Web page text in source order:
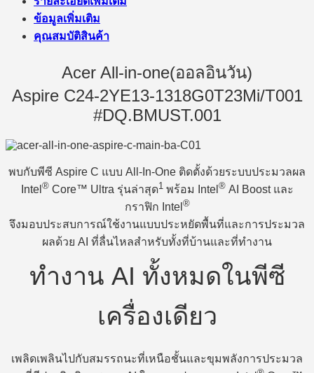
ข้อมูลเพิ่มเติม
คุณสมบัติสินค้า
Acer All-in-one(ออลอินวัน)
Aspire C24-2YE13-1318G0T23Mi/T001
#DQ.BMUST.001
พบกับพีซี Aspire C แบบ All-In-One ติดตั้งด้วยระบบประมวลผล
Intel ®Core™ Ultra รุ่นล่าสุด1พร้อม Intel ®AI Boost และ
กราฟิก Intel ®
จึงมอบประสบการณ์ใช้งานแบบประหยัดพื้นที่และการประมวล
ผลด้วย AI ที่ลื่นไหลสำหรับทั้งที่บ้านและที่ทำงาน
ทำงาน AI ทั้งหมดในพีซี
เครื่องเดียว
เพลิดเพลินไปกับสมรรถนะที่เหนือชั้นและขุมพลังการประมวล